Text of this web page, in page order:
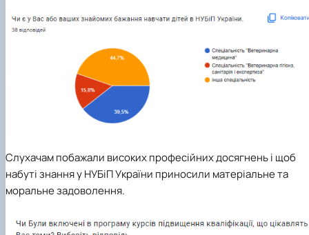
Слухачам побажали високих професійних досягнень і щоб
набуті знання у НУБіП України приносили матеріальне та
моральне задоволення.